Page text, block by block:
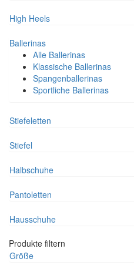
High Heels
Ballerinas
Alle Ballerinas
Klassische Ballerinas
Spangenballerinas
Sportliche Ballerinas
Stiefeletten
Stiefel
Halbschuhe
Pantoletten
Hausschuhe
Produkte filtern
Größe